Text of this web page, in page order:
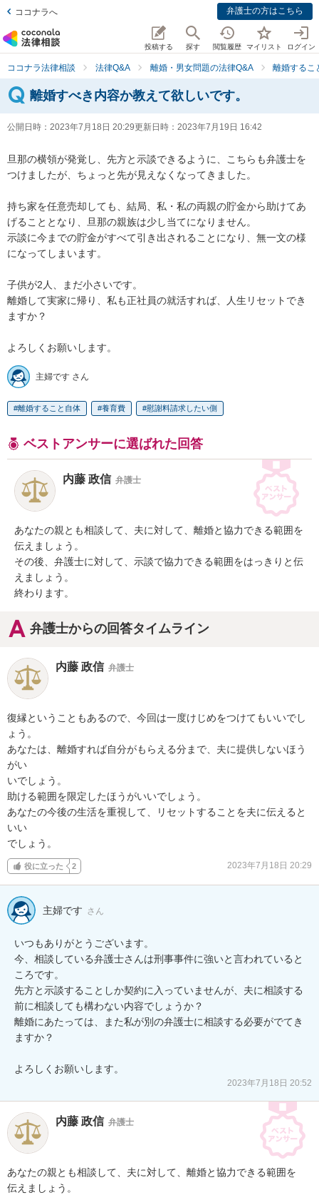
ココナラへ 弁護士の方はこちら
投稿する 探す 閲覧履歴 マイリスト ログイン
ココナラ法律相談 法律Q&A 離婚・男女問題の法律Q&A 離婚するこ
離婚すべき内容か教えて欲しいです。
公開日時： 2023年7月18日 20:29更新日時： 2023年7月19日 16:42
旦那の横領が発覚し、先方と示談できるように、こちらも弁護士を
つけましたが、ちょっと先が見えなくなってきました。
持ち家を任意売却しても、結局、私・私の両親の貯金から助けてあ
げることとなり、旦那の親族は少し当てになりません。
示談に今までの貯金がすべて引き出されることになり、無一文の様
になってしまいます。
子供が2人、まだ小さいです。
離婚して実家に帰り、私も正社員の就活すれば、人生リセットでき
ますか？
よろしくお願いします。
主婦です さん
離婚すること自体 養育費 慰謝料請求したい側
ベストアンサーに選ばれた回答
内藤 政信 弁護士
あなたの親とも相談して、夫に対して、離婚と協力できる範囲を
伝えましょう。
その後、弁護士に対して、示談で協力できる範囲をはっきりと伝
えましょう。
終わります。
弁護士からの回答タイムライン
内藤 政信 弁護士
復縁ということもあるので、今回は一度けじめをつけてもいいでし
ょう。
あなたは、離婚すれば自分がもらえる分まで、夫に提供しないほう
がい
いでしょう。
助ける範囲を限定したほうがいいでしょう。
あなたの今後の生活を重視して、リセットすることを夫に伝えると
いい
でしょう。
役に立った 2 2023年7月18日 20:29
主婦です さん
いつもありがとうございます。
今、相談している弁護士さんは刑事事件に強いと言われていると
ころです。
先方と示談することしか契約に入っていませんが、夫に相談する
前に相談しても構わない内容でしょうか？
離婚にあたっては、また私が別の弁護士に相談する必要がでてき
ますか？
よろしくお願いします。
2023年7月18日 20:52
内藤 政信 弁護士
あなたの親とも相談して、夫に対して、離婚と協力できる範囲を
伝えましょう。